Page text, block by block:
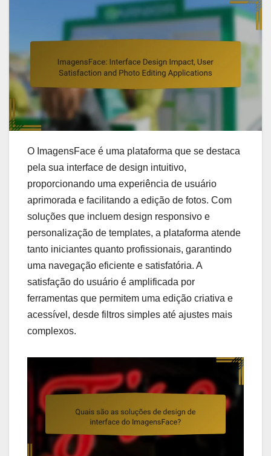
O ImagensFace é uma plataforma que se destaca
pela sua interface de design intuitivo,
proporcionando uma experiência de usuário
aprimorada e facilitando a edição de fotos. Com
soluções que incluem design responsivo e
personalização de templates, a plataforma atende
tanto iniciantes quanto profissionais, garantindo
uma navegação eficiente e satisfatória. A
satisfação do usuário é amplificada por
ferramentas que permitem uma edição criativa e
acessível, desde filtros simples até ajustes mais
complexos.